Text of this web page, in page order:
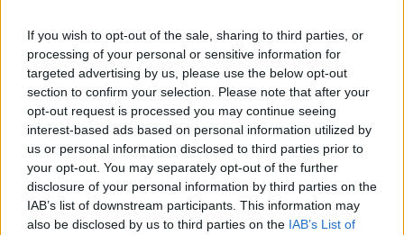
If you wish to opt-out of the sale, sharing to third parties, or
processing of your personal or sensitive information for
targeted advertising by us, please use the below opt-out
section to confirm your selection. Please note that after your
opt-out request is processed you may continue seeing
interest-based ads based on personal information utilized by
us or personal information disclosed to third parties prior to
your opt-out. You may separately opt-out of the further
disclosure of your personal information by third parties on the
IAB’s list of downstream participants. This information may
also be disclosed by us to third parties on the IAB’s List of